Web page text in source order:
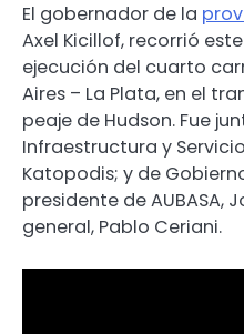
El gobernador de la
Axel Kicillof, recorrió
ejecución del cuarto
Aires – La Plata, en el
peaje de Hudson. Fue
Infraestructura y
Katopodis; y de
presidente de AUBASA,
general, Pablo Ceriani.